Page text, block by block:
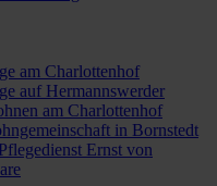
am Charlottenhof
auf Hermannswerder
am Charlottenhof
in Bornstedt
Ernst von